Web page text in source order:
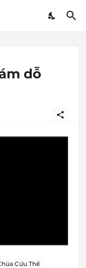
dỗ
Cứu Thế